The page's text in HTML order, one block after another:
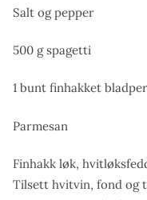
Salt og pepper
500 g spagetti
1 bunt finhakket
Parmesan
Finhakk løk,
Tilsett hvitvin, fond og